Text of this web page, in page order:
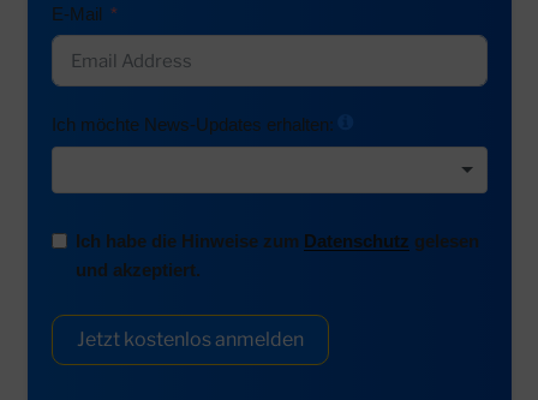
E-Mail
Ich möchte News-Updates erhalten:
Ich habe die Hinweise zum Datenschutz gelesen
und akzeptiert.
Jetzt kostenlos anmelden